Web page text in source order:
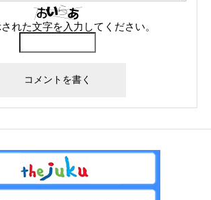
された文字を入力してください。